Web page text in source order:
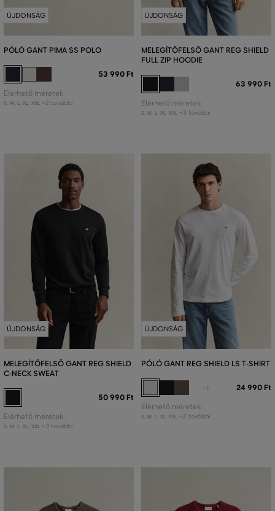
ÚJDONSÁG
PÓLÓ GANT PIMA SS POLO
53 990 Ft
Elérhető méretek:
S, M L XL XXL +2 további
ÚJDONSÁG
MELEGÍTŐFELSŐ GANT REG SHIELD
FULL ZIP HOODIE
63 990 Ft
Elérhető méretek:
S, M L XL XXL +3 további
ÚJDONSÁG
MELEGÍTŐFELSŐ GANT REG SHIELD
C-NECK SWEAT
50 990 Ft
Elérhető méretek:
S, M L XL XXL +3 további
ÚJDONSÁG
PÓLÓ GANT REG SHIELD LS T-SHIRT
+1 24 990 Ft
Elérhető méretek:
S, M L XL XXL +2 további